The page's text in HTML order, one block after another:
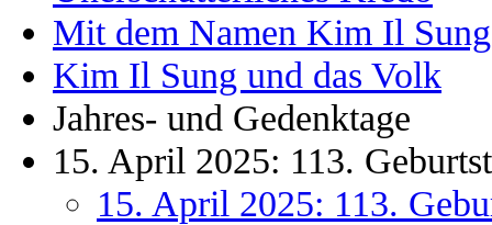
Mit dem Namen Kim Il Sung
Kim Il Sung und das Volk
Jahres- und Gedenktage
15. April 2025: 113.
15. April 2025: 113.